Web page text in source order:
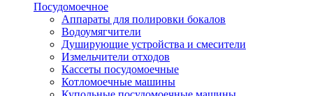
Посудомоечное
Аппараты для полировки бокалов
Водоумягчители
Душирующие устройства и смесители
Измельчители отходов
Кассеты посудомоечные
Котломоечные машины